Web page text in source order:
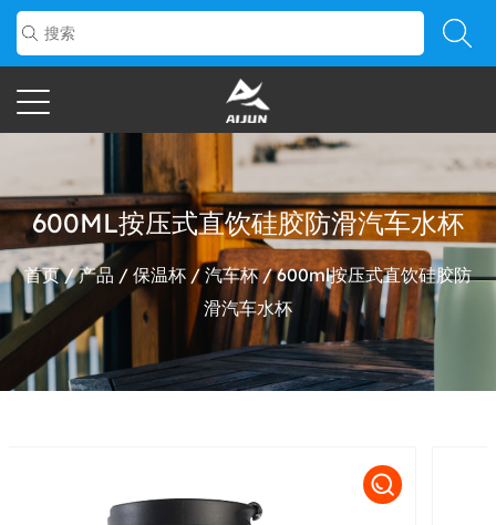
600ML按压式直饮硅胶防滑汽车水杯
首页/产品 / 保温杯 /汽车杯/600ml按压式直饮硅胶防
滑汽车水杯